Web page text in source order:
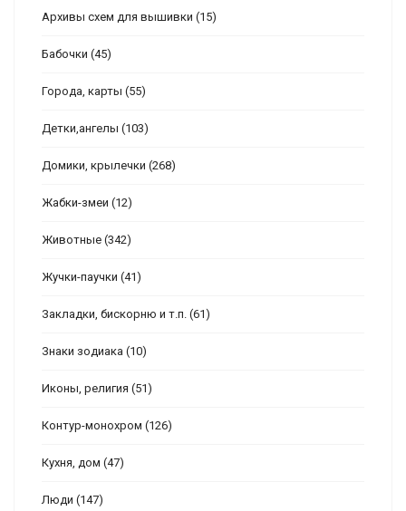
Архивы схем для вышивки (15)
Бабочки (45)
Города, карты (55)
Детки,ангелы (103)
Домики, крылечки (268)
Жабки-змеи (12)
Животные (342)
Жучки-паучки (41)
Закладки, бискорню и т.п. (61)
Знаки зодиака (10)
Иконы, религия (51)
Контур-монохром (126)
Кухня, дом (47)
Люди (147)